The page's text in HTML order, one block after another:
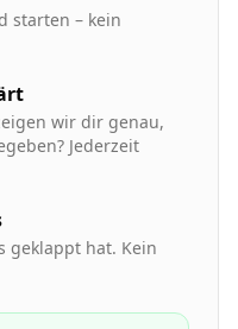
starten – kein
wir dir genau,
Jederzeit
geklappt hat. Kein